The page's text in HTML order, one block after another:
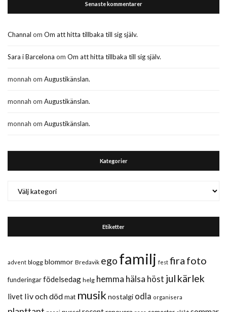
Senaste kommentarer
Channal om Om att hitta tillbaka till sig själv.
Sara i Barcelona om Om att hitta tillbaka till sig själv.
monnah om Augustikänslan.
monnah om Augustikänslan.
monnah om Augustikänslan.
Kategorier
Etiketter
advent blogg blommor Bredavik ego familj fest fira foto
funderingarfödelsedag helg hemma hälsa höst jul kärlek
livet liv och dödmat musik nostalgi odla organisera